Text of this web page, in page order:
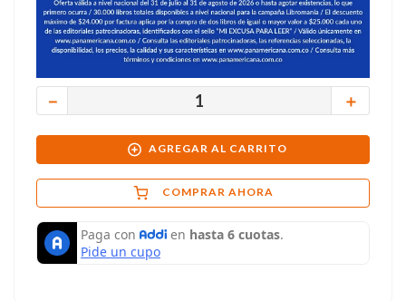
＋
－
AGREGAR AL CARRITO
COMPRAR AHORA